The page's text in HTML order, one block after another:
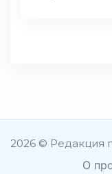
2026 © Редакция
О